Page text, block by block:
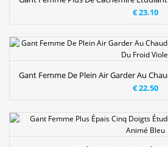
€ 23.10
€ 22.50